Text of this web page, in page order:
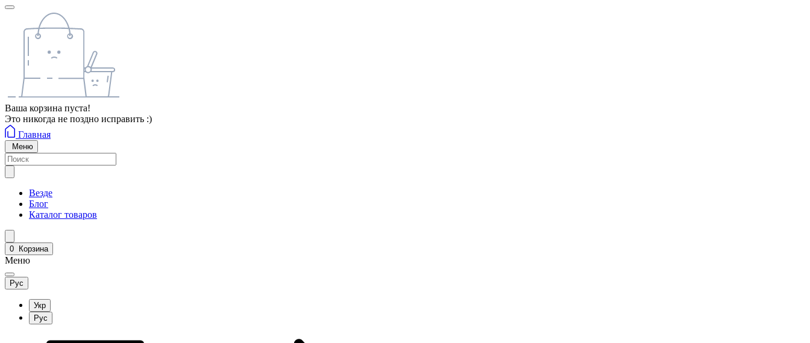
Ваша корзина пуста!
Это никогда не поздно исправить :)
Главная
Меню
Везде
Блог
Каталог товаров
0 Корзина
Меню
Рус
Укр
Рус